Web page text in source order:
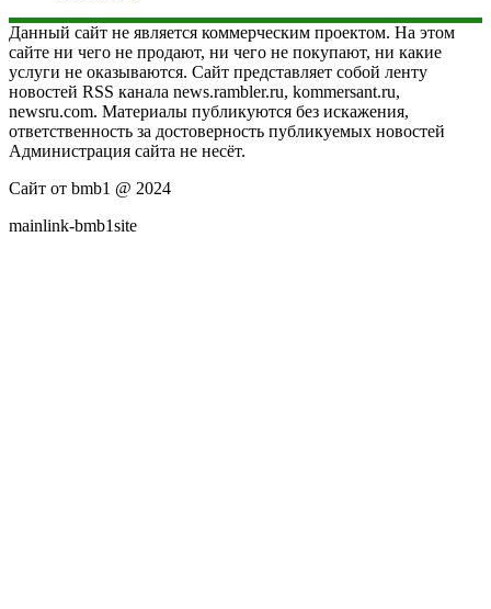
Данный сайт не является коммерческим проектом. На этом
сайте ни чего не продают, ни чего не покупают, ни какие
услуги не оказываются. Сайт представляет собой ленту
новостей RSS канала news.rambler.ru, kommersant.ru,
newsru.com. Материалы публикуются без искажения,
ответственность за достоверность публикуемых новостей
Администрация сайта не несёт.
Сайт от bmb1 @ 2024
mainlink-bmb1site